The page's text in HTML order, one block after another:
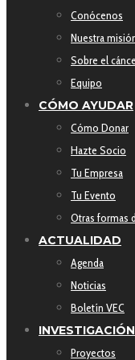
Conócenos
Nuestra
Sobre el
Equipo
CÓMO AYUDAR
Cómo Donar
Hazte Socio
Tu Empresa
Tu Evento
Otras formas
ACTUALIDAD
Agenda
Noticias
Boletín VEC
INVESTIGACIÓN
Proyectos